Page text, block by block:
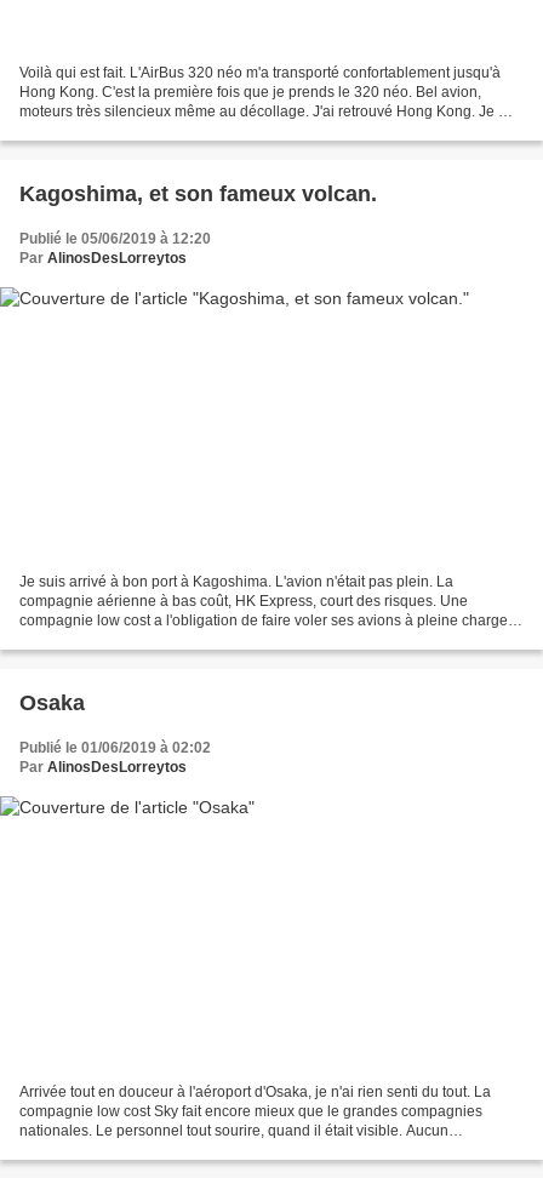
Voilà qui est fait. L'AirBus 320 néo m'a transporté confortablement jusqu'à
Hong Kong. C'est la première fois que je prends le 320 néo. Bel avion,
moteurs très silencieux même au décollage. J'ai retrouvé Hong Kong. Je me
Kagoshima, et son fameux volcan.
Publié le 05/06/2019 à 12:20
Par AlinosDesLorreytos
Je suis arrivé à bon port à Kagoshima. L'avion n'était pas plein. La
compagnie aérienne à bas coût, HK Express, court des risques. Une
compagnie low cost a l'obligation de faire voler ses avions à pleine charge.
Osaka
Publié le 01/06/2019 à 02:02
Par AlinosDesLorreytos
Arrivée tout en douceur à l'aéroport d'Osaka, je n'ai rien senti du tout. La
compagnie low cost Sky fait encore mieux que le grandes compagnies
nationales. Le personnel tout sourire, quand il était visible. Aucun